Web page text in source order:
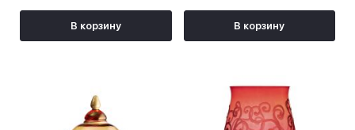
В корзину В корзину